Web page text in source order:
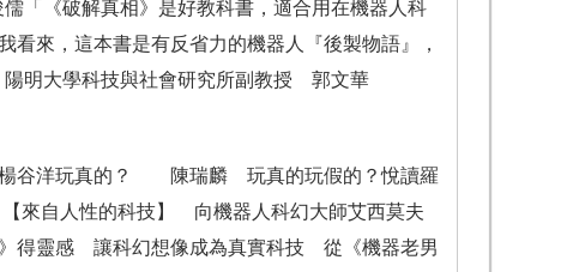
「《破解真相》是好教科書，適合用在機器人科
來，這本書是有反省力的機器人『後製物語』，
陽明大學科技與社會研究所副教授 郭文華
谷洋玩真的？ 陳瑞麟 玩真的玩假的？悅讀羅
來自人性的科技】 向機器人科幻大師艾西莫夫
得靈感 讓科幻想像成為真實科技 從《機器老男